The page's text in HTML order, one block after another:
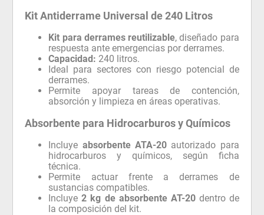
Kit Antiderrame Universal de 240 Litros
Kit para derrames reutilizable, diseñado para
respuesta ante emergencias por derrames.
Capacidad: 240 litros.
Ideal para sectores con riesgo potencial de
derrames.
Permite apoyar tareas de contención,
absorción y limpieza en áreas operativas.
Absorbente para Hidrocarburos y Químicos
Incluye absorbente ATA-20 autorizado para
hidrocarburos y químicos, según ficha
técnica.
Permite actuar frente a derrames de
sustancias compatibles.
Incluye2 kg de absorbente AT-20dentro de
la composición del kit.